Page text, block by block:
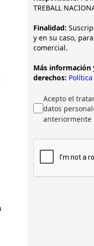
TREBALL
Finalidad:
y en su caso,
comercial.
Más información
derechos:
Acepto el
datos
anteriormente